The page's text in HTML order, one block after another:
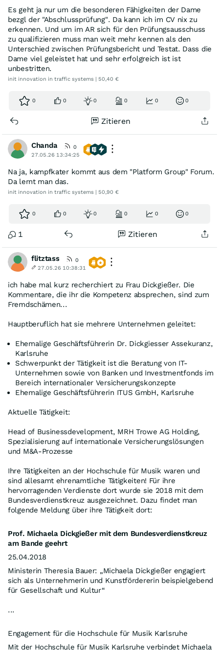
Es geht ja nur um die besonderen Fähigkeiten der Dame
bezgl der "Abschlussprüfung". Da kann ich im CV nix zu
erkennen. Und um im AR sich für den Prüfungsausschuss
zu qualifizieren muss man weit mehr kennen als den
Unterschied zwischen Prüfungsbericht und Testat. Dass die
Dame viel geleistet hat und sehr erfolgreich ist ist
unbestritten.
init innovation in traffic systems | 50,40 €
0 0 0 0 0 0
Zitieren
Chanda
0
27.05.26 13:34:25
Na ja, kampfkater kommt aus dem "Platform Group" Forum.
Da lernt man das.
init innovation in traffic systems | 50,90 €
0 0 0 0 0 0
1 Zitieren
flitztass
0
27.05.26 10:38:31
ich habe mal kurz recherchiert zu Frau Dickgießer. Die
Kommentare, die ihr die Kompetenz absprechen, sind zum
Fremdschämen...
Hauptberuflich hat sie mehrere Unternehmen geleitet:
Ehemalige Geschäftsführerin Dr. Dickgiesser Assekuranz,
Karlsruhe
Schwerpunkt der Tätigkeit ist die Beratung von IT-
Unternehmen sowie von Banken und Investmentfonds im
Bereich internationaler Versicherungskonzepte
Ehemalige Geschäftsführerin ITUS GmbH, Karlsruhe
Aktuelle Tätigkeit:
Head of Businessdevelopment, MRH Trowe AG Holding,
Spezialisierung auf internationale Versicherungslösungen
und M&A-Prozesse
Ihre Tätigkeiten an der Hochschule für Musik waren und
sind allesamt ehrenamtliche Tätigkeiten! Für ihre
hervorragenden Verdienste dort wurde sie 2018 mit dem
Bundesverdienstkreuz ausgezeichnet. Dazu findet man
folgende Meldung über ihre Tätigkeit dort:
Prof. Michaela Dickgießer mit dem Bundesverdienstkreuz
am Bande geehrt
25.04.2018
Ministerin Theresia Bauer: „Michaela Dickgießer engagiert
sich als Unternehmerin und Kunstfördererin beispielgebend
für Gesellschaft und Kultur“
...
Engagement für die Hochschule für Musik Karlsruhe
Mit der Hochschule für Musik Karlsruhe verbindet Michaela